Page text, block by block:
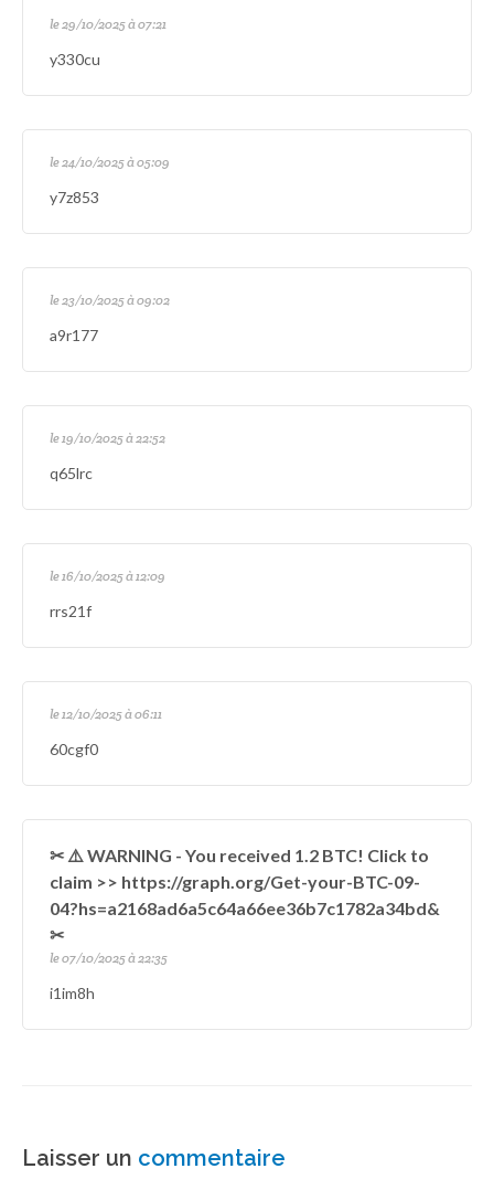
le 29/10/2025 à 07:21
y330cu
le 24/10/2025 à 05:09
y7z853
le 23/10/2025 à 09:02
a9r177
le 19/10/2025 à 22:52
q65lrc
le 16/10/2025 à 12:09
rrs21f
le 12/10/2025 à 06:11
60cgf0
✂ ⚠️ WARNING - You received 1.2 BTC! Click to
claim >> https://graph.org/Get-your-BTC-09-
04?hs=a2168ad6a5c64a66ee36b7c1782a34bd&
✂
le 07/10/2025 à 22:35
i1im8h
Laisser un commentaire